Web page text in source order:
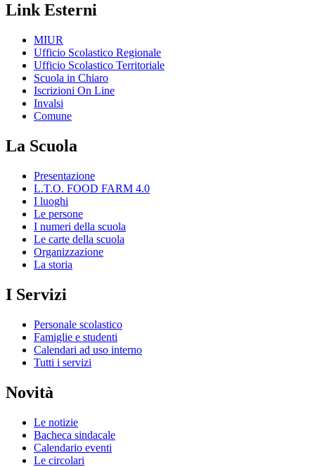
Link Esterni
MIUR
Ufficio Scolastico Regionale
Ufficio Scolastico Territoriale
Scuola in Chiaro
Iscrizioni On Line
Invalsi
Comune
La Scuola
Presentazione
L.T.O. FOOD FARM 4.0
I luoghi
Le persone
I numeri della scuola
Le carte della scuola
Organizzazione
La storia
I Servizi
Personale scolastico
Famiglie e studenti
Calendari ad uso interno
Tutti i servizi
Novità
Le notizie
Bacheca sindacale
Calendario eventi
Le circolari